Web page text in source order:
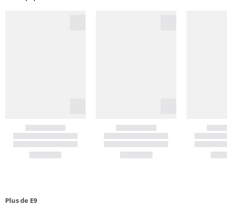
Plus de E9